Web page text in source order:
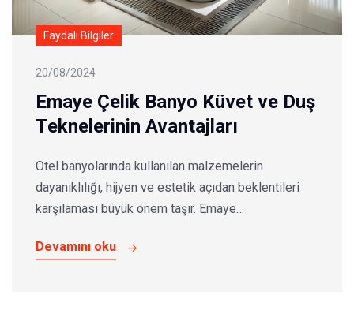
Faydalı Bilgiler
20/08/2024
Emaye Çelik Banyo Küvet ve Duş
Teknelerinin Avantajları
Otel banyolarında kullanılan malzemelerin
dayanıklılığı, hijyen ve estetik açıdan beklentileri
karşılaması büyük önem taşır. Emaye…
Devamını oku